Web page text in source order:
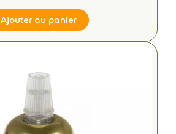
Ajouter au panier